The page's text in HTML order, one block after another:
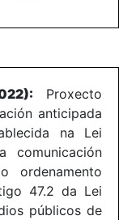
Proxecto
anticipada
na Lei
ordenamento
47.2 da Lei
públicos de